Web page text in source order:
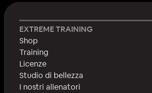
EXTREME TRAINING
Shop
Training
Licenze
Studio di bellezza
I nostri allenatori